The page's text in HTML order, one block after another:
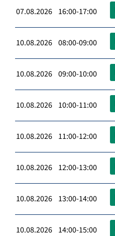
07.08.2026 16:00-17:00
10.08.2026 08:00-09:00
10.08.2026 09:00-10:00
10.08.2026 10:00-11:00
10.08.2026 11:00-12:00
10.08.2026 12:00-13:00
10.08.2026 13:00-14:00
10.08.2026 14:00-15:00